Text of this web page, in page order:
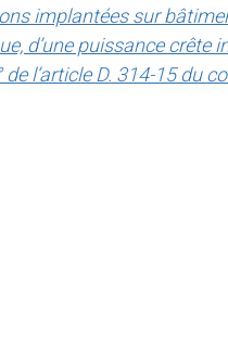
implantées sur
d’une puissance crête
l’article D. 314-15 du